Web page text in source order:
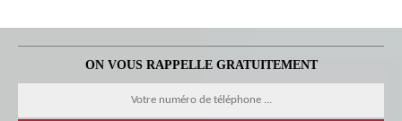
ON VOUS RAPPELLE GRATUITEMENT